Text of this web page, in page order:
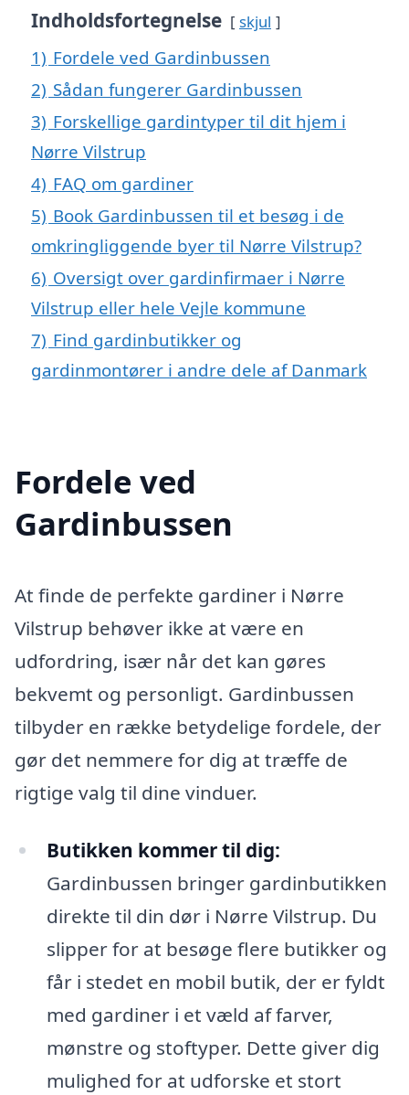
Indholdsfortegnelse skjul
1) Fordele ved Gardinbussen
2) Sådan fungerer Gardinbussen
3) Forskellige gardintyper til dit hjem i
Nørre Vilstrup
4) FAQ om gardiner
5) Book Gardinbussen til et besøg i de
omkringliggende byer til Nørre Vilstrup?
6) Oversigt over gardinfirmaer i Nørre
Vilstrup eller hele Vejle kommune
7) Find gardinbutikker og
gardinmontører i andre dele af Danmark
Fordele ved
Gardinbussen
At finde de perfekte gardiner i Nørre
Vilstrup behøver ikke at være en
udfordring, især når det kan gøres
bekvemt og personligt. Gardinbussen
tilbyder en række betydelige fordele, der
gør det nemmere for dig at træffe de
rigtige valg til dine vinduer.
Butikken kommer til dig:
Gardinbussen bringer gardinbutikken
direkte til din dør i Nørre Vilstrup. Du
slipper for at besøge flere butikker og
får i stedet en mobil butik, der er fyldt
med gardiner i et væld af farver,
mønstre og stoftyper. Dette giver dig
mulighed for at udforske et stort